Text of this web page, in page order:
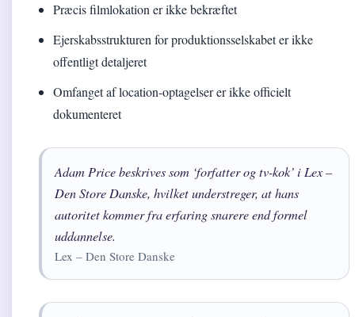
Præcis filmlokation er ikke bekræftet
Ejerskabsstrukturen for produktionsselskabet er ikke
offentligt detaljeret
Omfanget af location-optagelser er ikke officielt
dokumenteret
Adam Price beskrives som ‘forfatter og tv-kok’ i Lex –
Den Store Danske, hvilket understreger, at hans
autoritet kommer fra erfaring snarere end formel
uddannelse.
Lex – Den Store Danske